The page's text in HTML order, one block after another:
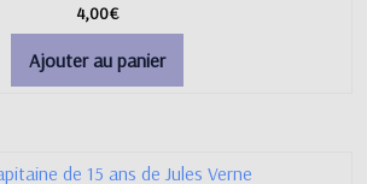
4,00€
Ajouter au panier